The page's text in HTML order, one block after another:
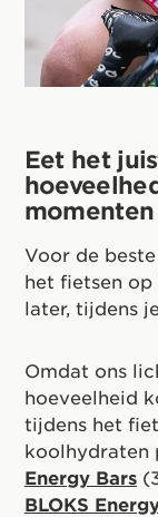
Eet het
momenten
Voor de
het fietsen
later, tijdens
Omdat ons
hoeveelheid
tijdens het
koolhydraten
Energy Bars
BLOKS